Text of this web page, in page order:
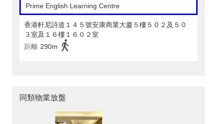
Prime English Learning Centre
香港軒尼詩道１４５號安康商業大廈５樓５０２及５０
３室及１６樓１６０２室
距離 290m
同類物業放盤